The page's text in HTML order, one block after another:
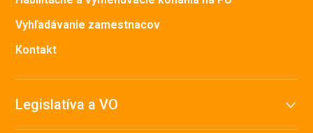
Vyhľadávanie zamestnacov
Kontakt
Legislatíva a VO